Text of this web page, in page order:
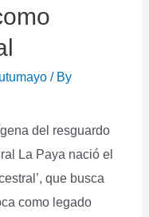
/ By
del resguardo
La Paya nació el
que busca
como legado